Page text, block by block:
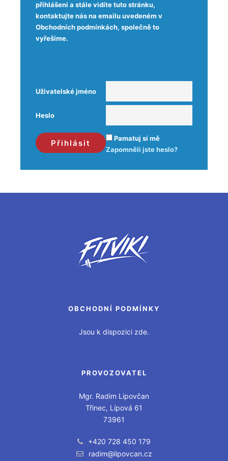
přihlášeni a stále vidíte tuto stránku,
kontaktujte nás na emailu uvedeném v
Obchodních podmínkách, společně to
vyřešíme.
Uživatelské jméno
Heslo
Pamatuj si mě
Zapomněli jste heslo?
OBCHODNÍ PODMÍNKY
Jsou k dispozici zde.
PROVOZOVATEL
Mgr. Radim Lipovčan
Třinec, Lípová 61
73961
+420 728 450 179
radim@lipovcan.cz